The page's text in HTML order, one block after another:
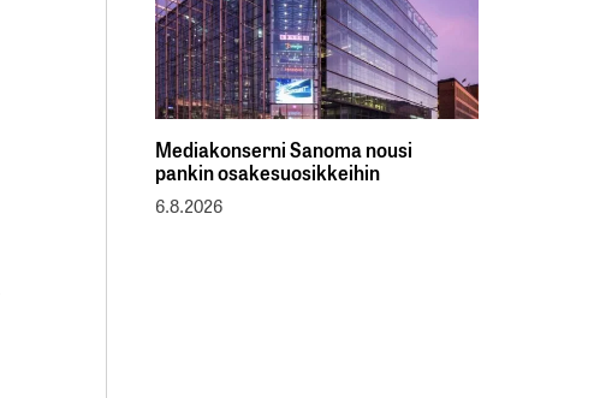
Mediakonserni Sanoma nousi
pankin osakesuosikkeihin
6.8.2026